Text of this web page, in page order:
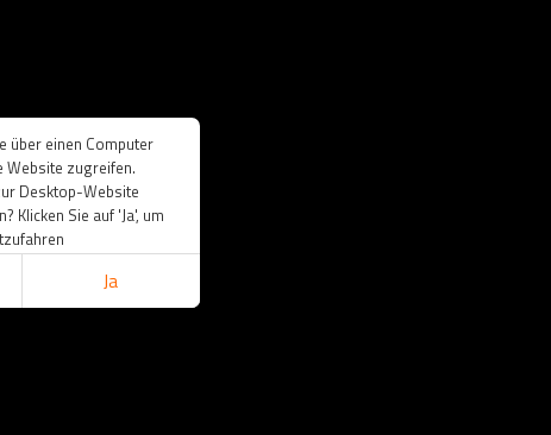
über einen Computer
Website zugreifen.
Desktop-Website
Klicken Sie auf 'Ja', um
Ja